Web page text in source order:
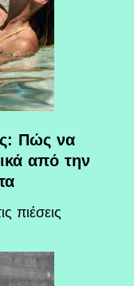
Πώς να
από την
πιέσεις